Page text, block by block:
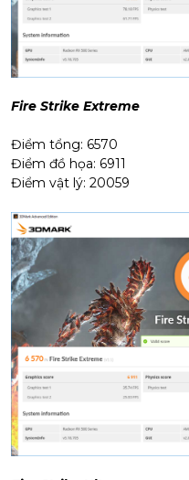
Fire Strike Extreme
Điểm tổng: 6570
Điểm đồ họa: 6911
Điểm vật lý: 20059